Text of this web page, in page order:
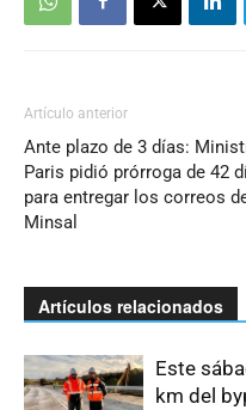
Artículo anterior
Ante plazo de 3 días:
Paris pidió prórroga de 42
para entregar los correos
Minsal
Artículos relacionados
Este
km del